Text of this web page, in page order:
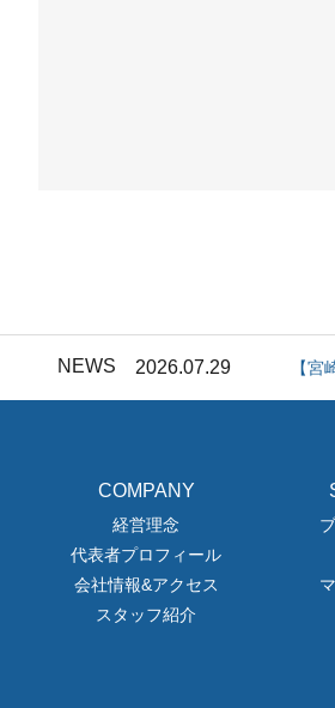
NEWS 2026.07.29 【
2026.08.07 キ
2026.07.29 【
2026.07.10 「
COMPANY
経営理念
代表者プロフィール
会社情報&アクセス
スタッフ紹介